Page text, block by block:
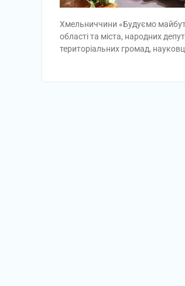
Хмельниччини «Будуємо
області та міста, народних
територіальних громад,